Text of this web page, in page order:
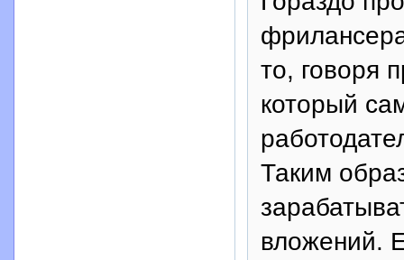
то, говоря
который
Таким
вложений.